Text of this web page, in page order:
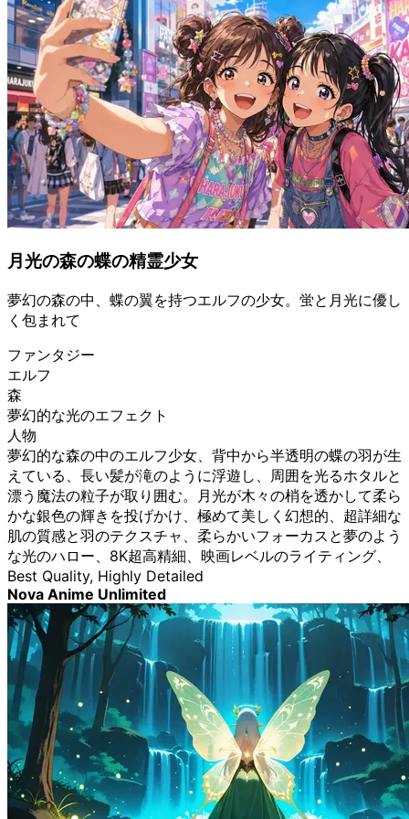
月光の森の蝶の精霊少女
夢幻の森の中、蝶の翼を持つエルフの少女。蛍と月光に優し
く包まれて
ファンタジー
エルフ
森
夢幻的な光のエフェクト
人物
夢幻的な森の中のエルフ少女、背中から半透明の蝶の羽が生
えている、長い髪が滝のように浮遊し、周囲を光るホタルと
漂う魔法の粒子が取り囲む。月光が木々の梢を透かして柔ら
かな銀色の輝きを投げかけ、極めて美しく幻想的、超詳細な
肌の質感と羽のテクスチャ、柔らかいフォーカスと夢のよう
な光のハロー、8K超高精細、映画レベルのライティング、
Best Quality, Highly Detailed
Nova Anime Unlimited